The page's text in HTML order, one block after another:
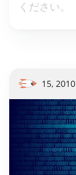
ください。
15, 2010